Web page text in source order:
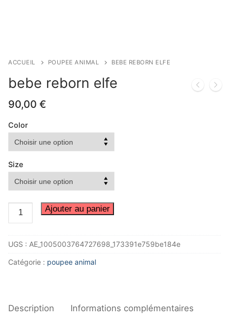
ACCUEIL POUPEE ANIMAL BEBE REBORN ELFE
bebe reborn elfe
90,00 €
Color
Size
quantité
de
reborn
elfe
Ajouter au panier
UGS : AE_1005003764727698_173391e759be184e
Catégorie : poupee animal
Description Informations complémentaires